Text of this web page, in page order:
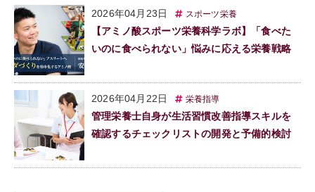
2026年04月23日 スポーツ栄養
【アミノ酸スポーツ栄養科学ラボ】「食べた
いのに食べられない」悩みに応える栄養戦略
2026年04月22日 栄養指導
管理栄養士自身が生活習慣改善指導スキルを
確認するチェックリストの開発と予備的検討